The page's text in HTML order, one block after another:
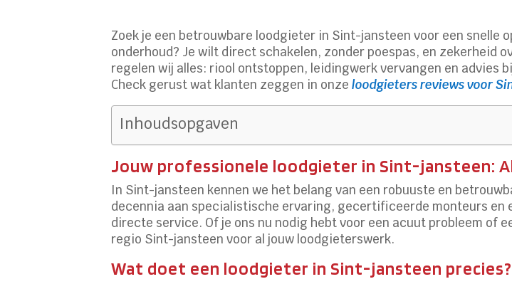
Zoek je een betrouwbare loodgieter in Sint-jansteen voor een snelle
onderhoud? Je wilt direct schakelen, zonder poespas, en zekerheid
regelen wij alles: riool ontstoppen, leidingwerk vervangen en advies
Check gerust wat klanten zeggen in onzeloodgieters reviews voor
Inhoudsopgaven
Jouw professionele loodgieter in Sint-jansteen:
In Sint-jansteen kennen we het belang van een robuuste en
decennia aan specialistische ervaring, gecertificeerde monteurs
directe service. Of je ons nu nodig hebt voor een acuut probleem of
regio Sint-jansteen voor al jouw loodgieterswerk.
Wat doet een loodgieter in Sint-jansteen precies?